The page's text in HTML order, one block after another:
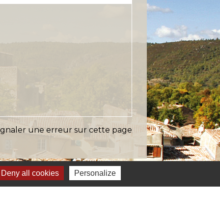
une erreur sur cette page
all cookies Personalize